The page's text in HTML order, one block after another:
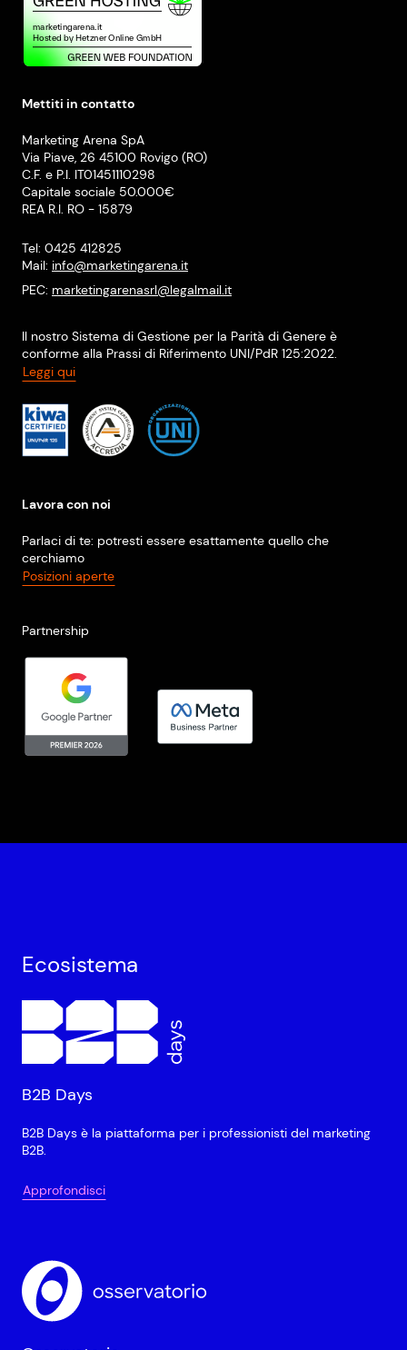
Mettiti in contatto
Marketing Arena SpA
Via Piave, 26 45100 Rovigo (RO)
C.F. e P.I. IT01451110298
Capitale sociale 50.000€
REA R.I. RO - 15879
Tel: 0425 412825
Mail: info@marketingarena.it
PEC: marketingarenasrl@legalmail.it
Il nostro Sistema di Gestione per la Parità di Genere è
conforme alla Prassi di Riferimento UNI/PdR 125:2022.
Leggi qui
Lavora con noi
Parlaci di te: potresti essere esattamente quello che
cerchiamo
Posizioni aperte
Partnership
Ecosistema
B2B Days
B2B Days è la piattaforma per i professionisti del marketing
B2B.
Approfondisci